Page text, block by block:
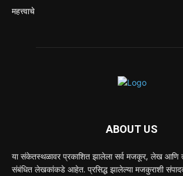
महत्त्वाचे
ABOUT US
या संकेतस्थळावर प्रकाशित झालेला सर्व मजकूर, लेख आणि
संबंधित लेखकांकडे आहेत. प्रसिद्ध झालेल्या मजकुराशी